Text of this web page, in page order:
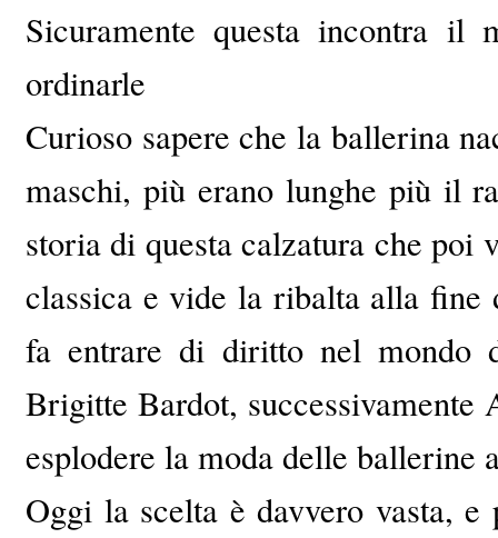
Sicuramente questa incontra il
ordinarle
Curioso sapere che la ballerina
maschi, più erano lunghe più il
storia di questa calzatura che poi
classica e vide la ribalta alla fine
fa entrare di diritto nel mondo
Brigitte Bardot, successivamente
esplodere la moda delle ballerine
Oggi la scelta è davvero vasta,